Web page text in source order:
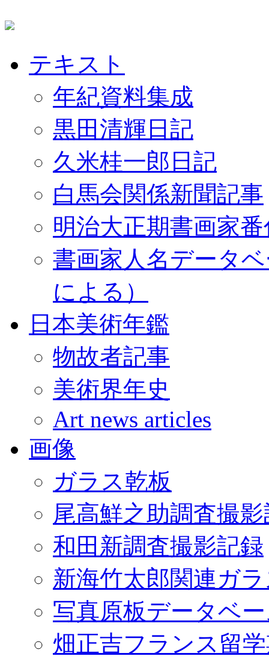
テキスト
年紀資料集成
黒田清輝日記
久米桂一郎日記
白馬会関係新聞記事
明治大正期書画家
書画家人名データ
による）
日本美術年鑑
物故者記事
美術界年史
Art news articles
画像
ガラス乾板
尾高鮮之助調査撮
和田新調査撮影記録
新海竹太郎関連ガ
写真原板データベ
畑正吉フランス留